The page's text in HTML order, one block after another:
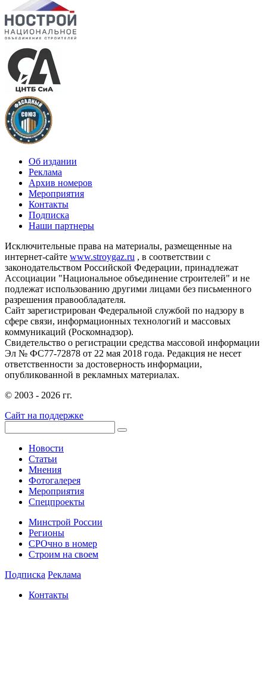
Об издании
Реклама
Архив номеров
Мероприятия
Контакты
Подписка
Наши партнеры
Исключительные права на материалы, размещенные на
интернет-сайте www.stroygaz.ru , в соответствии с
законодательством Российской Федерации, принадлежат
Ассоциации "Национальное объединение строителей" и не
подлежат использованию другими лицами без письменного
разрешения правообладателя.
Сайт зарегистрирован Федеральной службой по надзору в
сфере связи, информационных технологий и массовых
коммуникаций (Роскомнадзор).
Свидетельство о регистрации средства массовой информации
Эл № ФС77-72878 от 22 мая 2018 года. Редакция не несет
ответственности за достоверность информации,
опубликованной в рекламных материалах.
© 2003 - 2026 гг.
Сайт на поддержке
Новости
Статьи
Мнения
Фотогалерея
Мероприятия
Спецпроекты
Минстрой России
Регионы
СРОчно в номер
Строим на своем
Подписка Реклама
Контакты